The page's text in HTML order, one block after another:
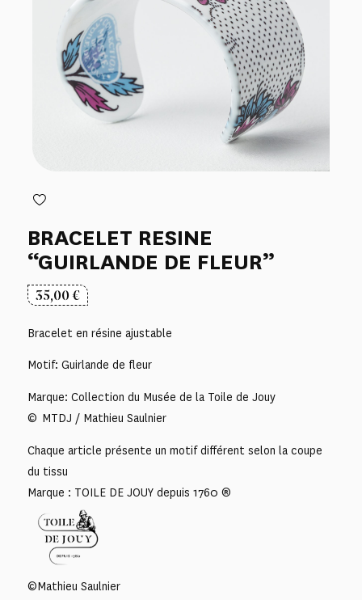
BRACELET RESINE
“GUIRLANDE DE FLEUR”
35,00€
Bracelet en résine ajustable
Motif: Guirlande de fleur
Marque: Collection du Musée de la Toile de Jouy
© MTDJ / Mathieu Saulnier
Chaque article présente un motif différent selon la coupe
du tissu
Marque : TOILE DE JOUY depuis 1760 ®
©Mathieu Saulnier